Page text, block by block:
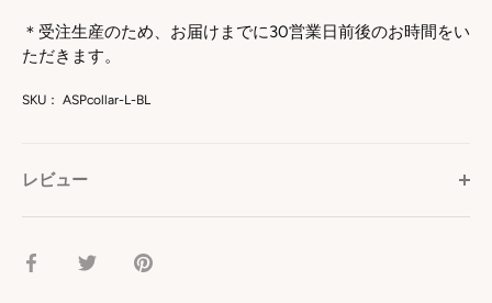
＊受注生産のため、お届けまでに30営業日前後のお時間をい
ただきます。
SKU： ASPcollar-L-BL
レビュー
facebookTwitterpinterest